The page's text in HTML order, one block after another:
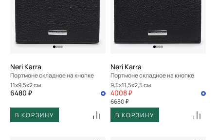
Neri Karra
Портмоне складное на кнопке
11x9,5x2 см
6480 ₽
В КОРЗИНУ
Neri Karra
Портмоне складное на кнопке
9,5x11,5x2,5 см
4008 ₽
6680 ₽
В КОРЗИНУ